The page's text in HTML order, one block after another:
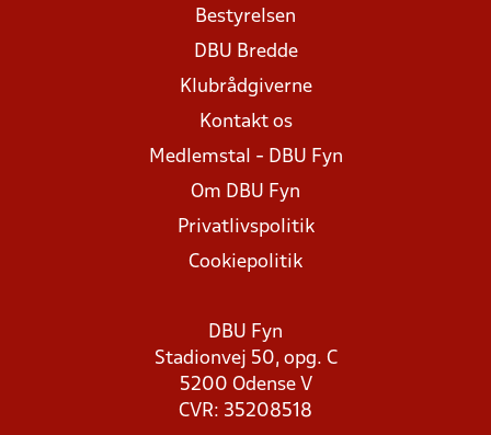
Bestyrelsen
DBU Bredde
Klubrådgiverne
Kontakt os
Medlemstal - DBU Fyn
Om DBU Fyn
Privatlivspolitik
Cookiepolitik
DBU Fyn
Stadionvej 50, opg. C
5200 Odense V
CVR: 35208518